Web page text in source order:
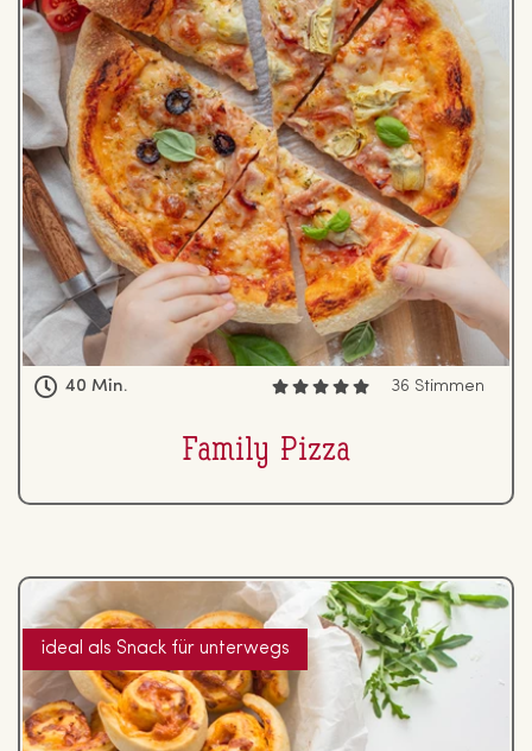
40 Min. 36 Stimmen
Family Pizza
ideal als Snack für unterwegs